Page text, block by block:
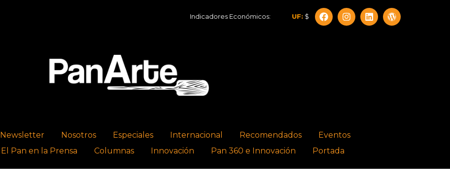
Indicadores Económicos: UF:$40.844,79 Dólar:$911,58 Euro:
Newsletter Nosotros Especiales Internacional Recomendados
Eventos
El Pan en la Prensa Columnas Innovación Pan 360 e Innovación Portada